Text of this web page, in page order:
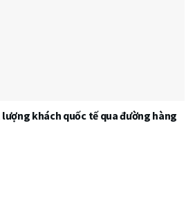
lượng khách quốc tế qua đường hàng